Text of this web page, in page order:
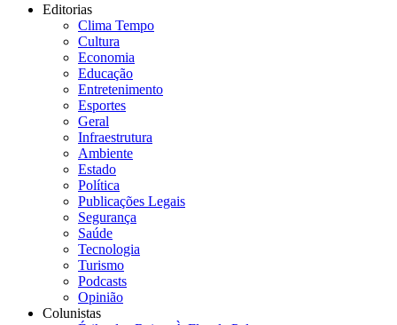
Editorias
Clima Tempo
Cultura
Economia
Educação
Entretenimento
Esportes
Geral
Infraestrutura
Ambiente
Estado
Política
Publicações Legais
Segurança
Saúde
Tecnologia
Turismo
Podcasts
Opinião
Colunistas